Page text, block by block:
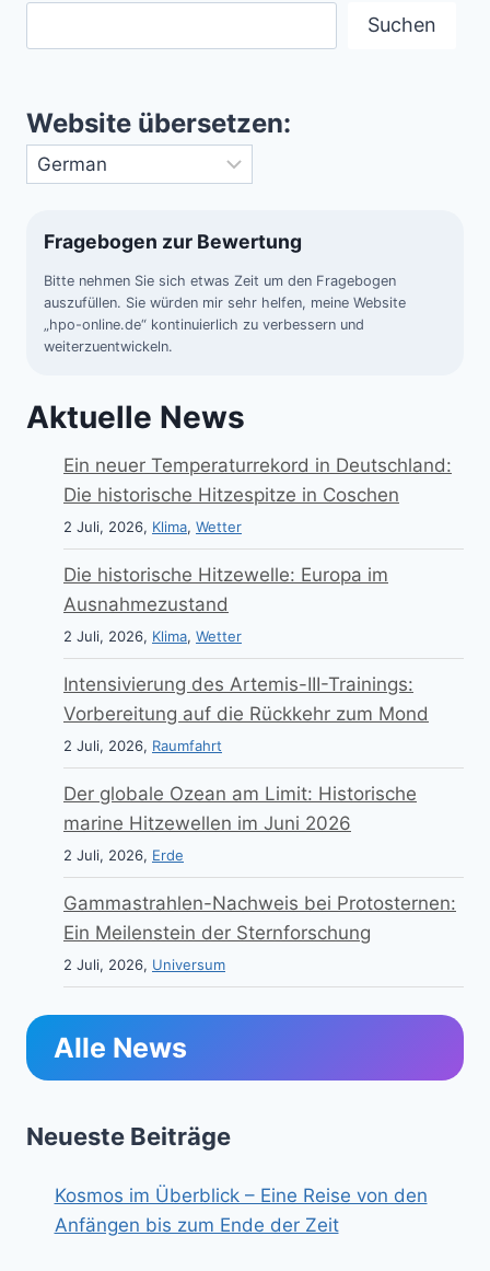
Suchen
Website übersetzen:
Fragebogen zur Bewertung
Bitte nehmen Sie sich etwas Zeit um den Fragebogen
auszufüllen. Sie würden mir sehr helfen, meine Website
„hpo-online.de“ kontinuierlich zu verbessern und
weiterzuentwickeln.
Aktuelle News
Ein neuer Temperaturrekord in Deutschland:
Die historische Hitzespitze in Coschen
2 Juli, 2026, Klima, Wetter
Die historische Hitzewelle: Europa im
Ausnahmezustand
2 Juli, 2026, Klima, Wetter
Intensivierung des Artemis-III-Trainings:
Vorbereitung auf die Rückkehr zum Mond
2 Juli, 2026, Raumfahrt
Der globale Ozean am Limit: Historische
marine Hitzewellen im Juni 2026
2 Juli, 2026, Erde
Gammastrahlen-Nachweis bei Protosternen:
Ein Meilenstein der Sternforschung
2 Juli, 2026, Universum
Alle News
Neueste Beiträge
Kosmos im Überblick – Eine Reise von den
Anfängen bis zum Ende der Zeit